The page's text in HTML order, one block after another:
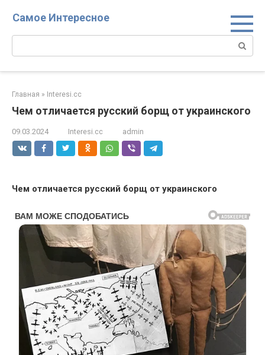
Самое Интересное
Поиск:
Главная » Interesi.cc
Чем отличается русский борщ от украинского
09.03.2024 Interesi.cc admin
Чем отличается русский борщ от украинского